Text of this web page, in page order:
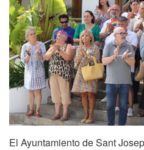
El Ayuntamiento de Sant